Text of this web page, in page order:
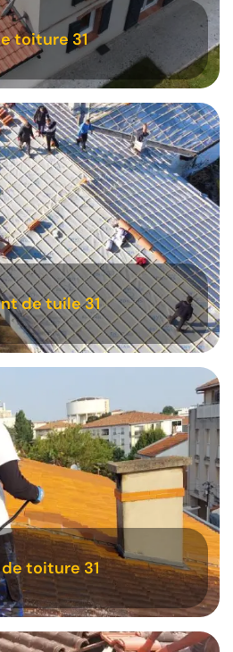
toiture 31
de tuile 31
toiture 31